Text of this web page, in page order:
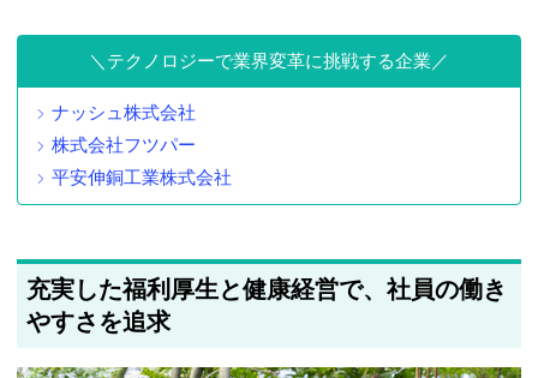
テクノロジーで業界変革に挑戦する企業
ナッシュ株式会社
株式会社フツパー
平安伸銅工業株式会社
充実した福利厚生と健康経営で、社員の働き
やすさを追求